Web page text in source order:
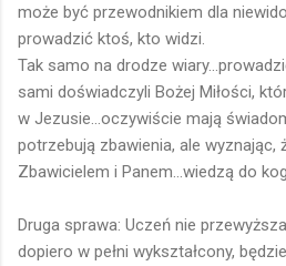
może być przewodnikiem dla
prowadzić ktoś, kto widzi.
Tak samo na drodze
sami doświadczyli Bożej Miłości,
w Jezusie...oczywiście mają
potrzebują zbawienia, ale wyznając,
Zbawicielem i Panem...wiedzą do
Druga sprawa: Uczeń nie
dopiero w pełni wykształcony,